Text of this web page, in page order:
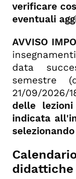
verificare
eventuali
AVVISO
data
semestre
21/09/2026/
delle
indicata
didattiche